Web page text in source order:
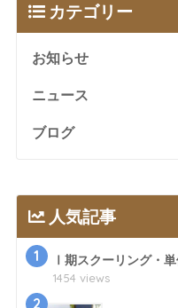
カテゴリー
お知らせ
ニュース
ブログ
人気記事
1
Ⅰ期スクーリング・
1454 views
2